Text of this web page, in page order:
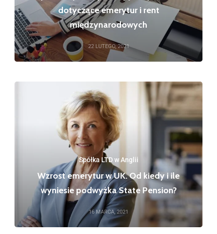
dotyczące emerytur i rent
międzynarodowych
22 LUTEGO, 2021
Spółka LTD w Anglii
Wzrost emerytur w UK. Od kiedy i ile
wyniesie podwyżka State Pension?
16 MARCA, 2021